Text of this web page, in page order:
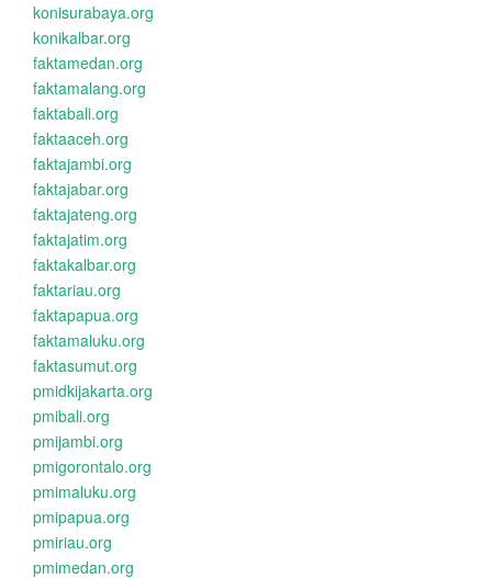
konisurabaya.org
konikalbar.org
faktamedan.org
faktamalang.org
faktabali.org
faktaaceh.org
faktajambi.org
faktajabar.org
faktajateng.org
faktajatim.org
faktakalbar.org
faktariau.org
faktapapua.org
faktamaluku.org
faktasumut.org
pmidkijakarta.org
pmibali.org
pmijambi.org
pmigorontalo.org
pmimaluku.org
pmipapua.org
pmiriau.org
pmimedan.org